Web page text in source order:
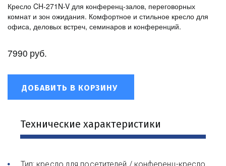
Кресло CH-271N-V для конференц-залов, переговорных
комнат и зон ожидания. Комфортное и стильное кресло для
офиса, деловых встреч, семинаров и конференций.
7990 руб.
ДОБАВИТЬ В КОРЗИНУ
Технические характеристики